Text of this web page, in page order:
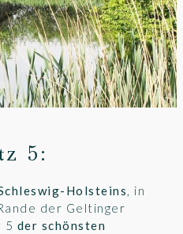
5:
Holsteins, in
der Geltinger
5 der schönsten